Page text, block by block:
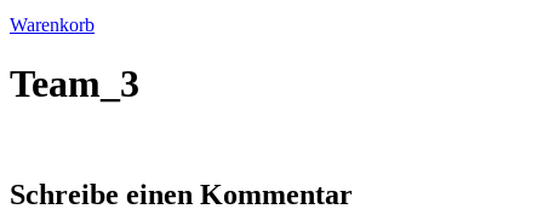
Warenkorb
Team_3
Schreibe einen Kommentar